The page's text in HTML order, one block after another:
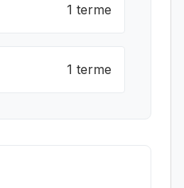
1 terme
1 terme